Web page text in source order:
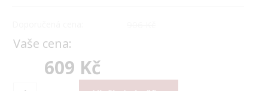
Vaše cena:
609 Kč